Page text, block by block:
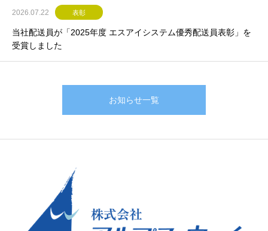
2026.07.22 表彰
当社配送員が「2025年度 エスアイシステム優秀配送員表彰」を
受賞しました
お知らせ一覧